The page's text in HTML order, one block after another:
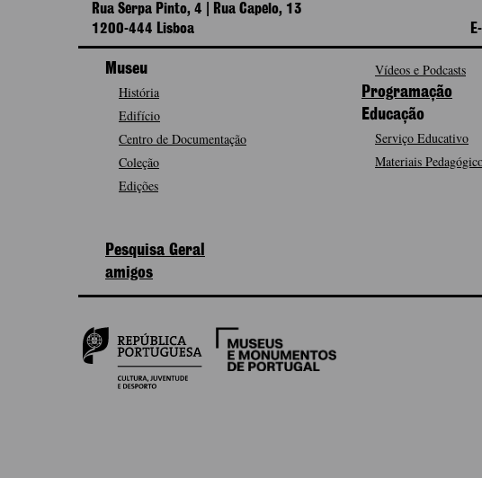
Rua Serpa Pinto, 4 | Rua Capelo, 13
1200-444 Lisboa
Museu
História
Edifício
Centro de Documentação
Coleção
Edições
Vídeos e Podcasts
Programação
Educação
Serviço Educativo
Materiais
Pesquisa Geral
amigos